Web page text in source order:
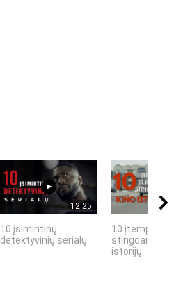
12:25
10 įsimintinų
detektyvinių serialų
10 įtemptų,
stingdančių
istorijų